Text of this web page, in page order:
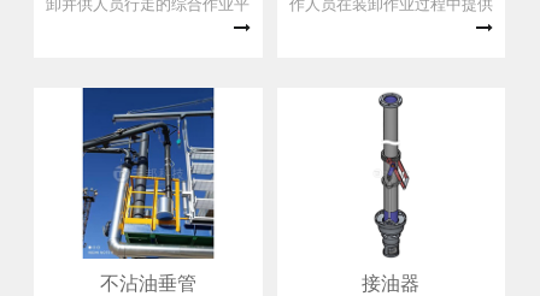
卸并供人员行走的综合作业平
作人员在装卸作业过程中提供
一种新型的安全防护型专用设
不沾油垂管 接油器